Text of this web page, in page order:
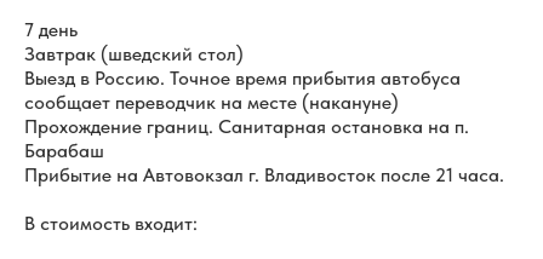
7 день
Завтрак (шведский стол)
Выезд в Россию. Точное время прибытия автобуса
сообщает переводчик на месте (накануне)
Прохождение границ. Санитарная остановка на п.
Барабаш
Прибытие на Автовокзал г. Владивосток после 21 часа.
В стоимость входит: